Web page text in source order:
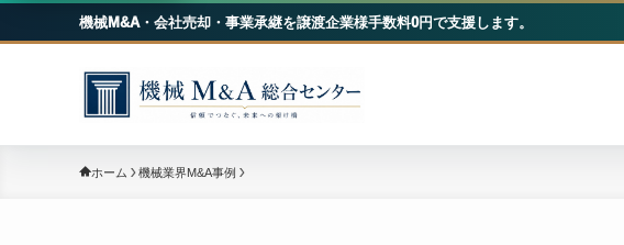
機械M&A・会社売却・事業承継を譲渡企業様手数料0円で支援します。
ホーム 機械業界M&A事例